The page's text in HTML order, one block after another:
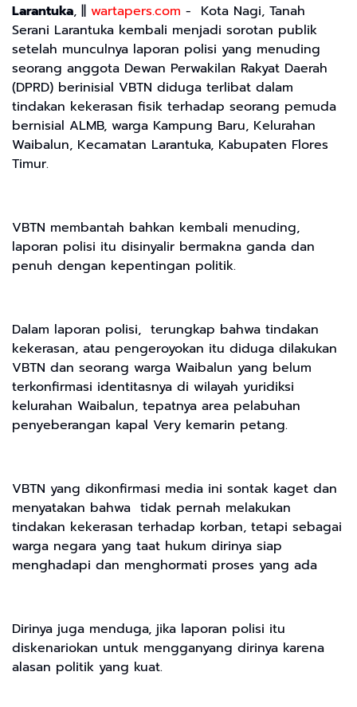
Larantuka, || wartapers.com - Kota Nagi, Tanah
Serani Larantuka kembali menjadi sorotan publik
setelah munculnya laporan polisi yang menuding
seorang anggota Dewan Perwakilan Rakyat Daerah
(DPRD) berinisial VBTN diduga terlibat dalam
tindakan kekerasan fisik terhadap seorang pemuda
bernisial ALMB, warga Kampung Baru, Kelurahan
Waibalun, Kecamatan Larantuka, Kabupaten Flores
Timur.
VBTN membantah bahkan kembali menuding,
laporan polisi itu disinyalir bermakna ganda dan
penuh dengan kepentingan politik.
Dalam laporan polisi, terungkap bahwa tindakan
kekerasan, atau pengeroyokan itu diduga dilakukan
VBTN dan seorang warga Waibalun yang belum
terkonfirmasi identitasnya di wilayah yuridiksi
kelurahan Waibalun, tepatnya area pelabuhan
penyeberangan kapal Very kemarin petang.
VBTN yang dikonfirmasi media ini sontak kaget dan
menyatakan bahwa tidak pernah melakukan
tindakan kekerasan terhadap korban, tetapi sebagai
warga negara yang taat hukum dirinya siap
menghadapi dan menghormati proses yang ada
Dirinya juga menduga, jika laporan polisi itu
diskenariokan untuk mengganyang dirinya karena
alasan politik yang kuat.